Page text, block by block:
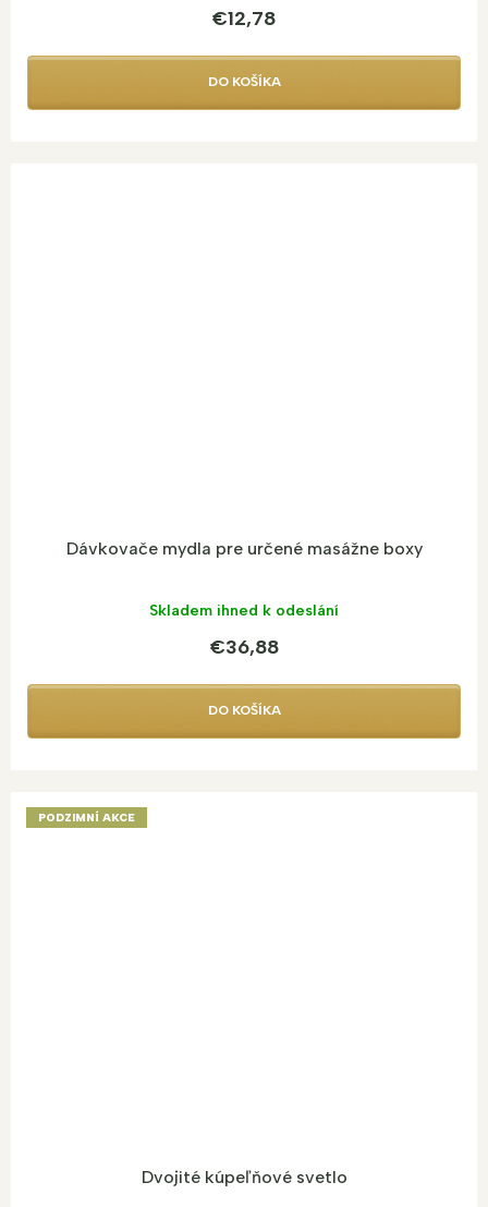
€12,78
DO KOŠÍKA
Dávkovače mydla pre určené masážne boxy
Skladem ihned k odeslání
€36,88
DO KOŠÍKA
PODZIMNÍ AKCE
Dvojité kúpeľňové svetlo